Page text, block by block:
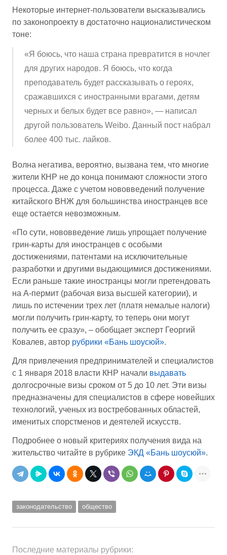
Некоторые интернет-пользователи высказывались
по законопроекту в достаточно националистическом
тоне:
«Я боюсь, что наша страна превратится в ночлег
для других народов. Я боюсь, что когда
преподаватель будет рассказывать о героях,
сражавшихся с иностранными врагами, детям
черных и белых будет все равно», — написал
другой пользователь Weibo. Данный пост набрал
более 400 тыс. лайков.
Волна негатива, вероятно, вызвана тем, что многие
жители КНР не до конца понимают сложности этого
процесса. Даже с учетом нововведений получение
китайского ВНЖ для большинства иностранцев все
еще остается невозможным.
«По сути, нововведение лишь упрощает получение
грин-карты для иностранцев с особыми
достижениями, патентами на исключительные
разработки и другими выдающимися достижениями.
Если раньше такие иностранцы могли претендовать
на А-пермит (рабочая виза высшей категории), и
лишь по истечении трех лет (платя немалые налоги)
могли получить грин-карту, то теперь они могут
получить ее сразу», – обобщает эксперт Георгий
Ковалев, автор рубрики «Бань шоусюй».
Для привлечения предпринимателей и специалистов
с 1 января 2018 власти КНР начали выдавать
долгосрочные визы сроком от 5 до 10 лет. Эти визы
предназначены для специалистов в сфере новейших
технологий, ученых из востребованных областей,
именитых спорстменов и деятелей искусств.
Подробнее о новый критериях получения вида на
жительство читайте в рубрике ЭКД «Бань шоусюй».
законодательство общество
Последние материалы рубрики: